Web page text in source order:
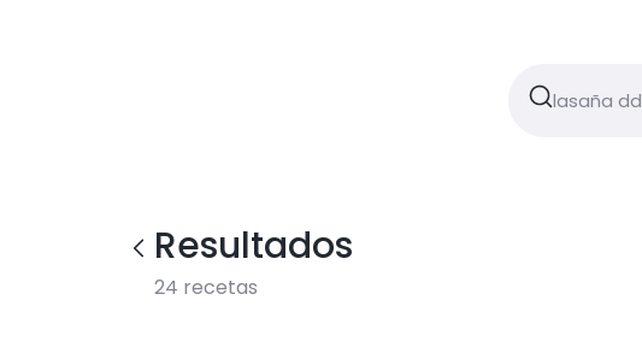
Resultados
24 recetas